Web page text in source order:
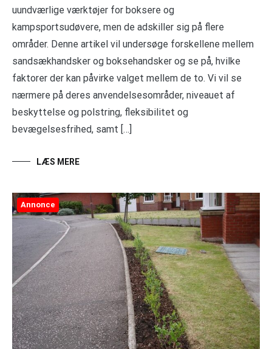
uundværlige værktøjer for boksere og
kampsportsudøvere, men de adskiller sig på flere
områder. Denne artikel vil undersøge forskellene mellem
sandsækhandsker og boksehandsker og se på, hvilke
faktorer der kan påvirke valget mellem de to. Vi vil se
nærmere på deres anvendelsesområder, niveauet af
beskyttelse og polstring, fleksibilitet og
bevægelsesfrihed, samt […]
LÆS MERE
Annonce